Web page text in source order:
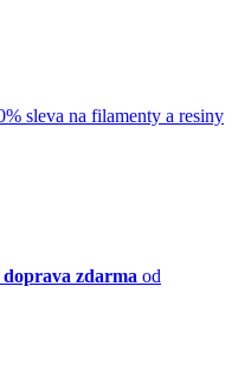
sleva na filamenty a resiny
zdarma od